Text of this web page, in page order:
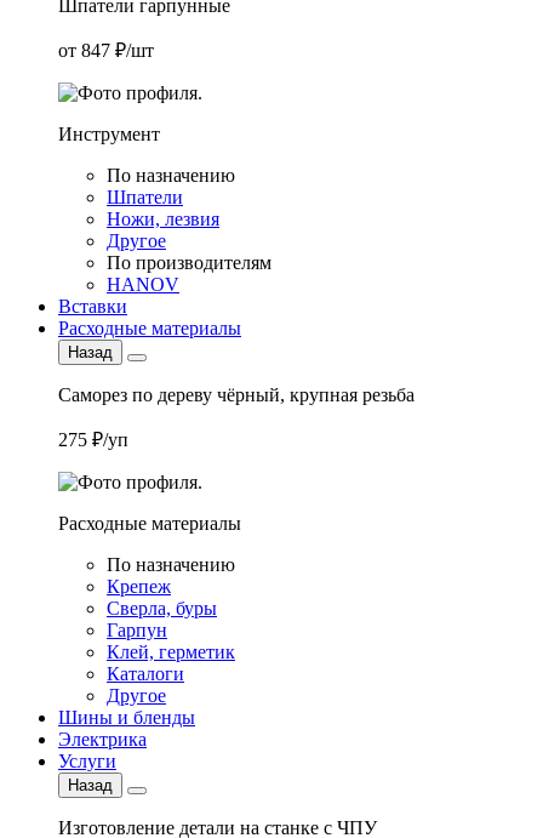
Шпатели гарпунные
от 847 ₽/шт
Инструмент
По назначению
Шпатели
Ножи, лезвия
Другое
По производителям
HANOV
Вставки
Расходные материалы
Назад
Саморез по дереву чёрный, крупная резьба
275 ₽/уп
Расходные материалы
По назначению
Крепеж
Сверла, буры
Гарпун
Клей, герметик
Каталоги
Другое
Шины и бленды
Электрика
Услуги
Назад
Изготовление детали на станке с ЧПУ